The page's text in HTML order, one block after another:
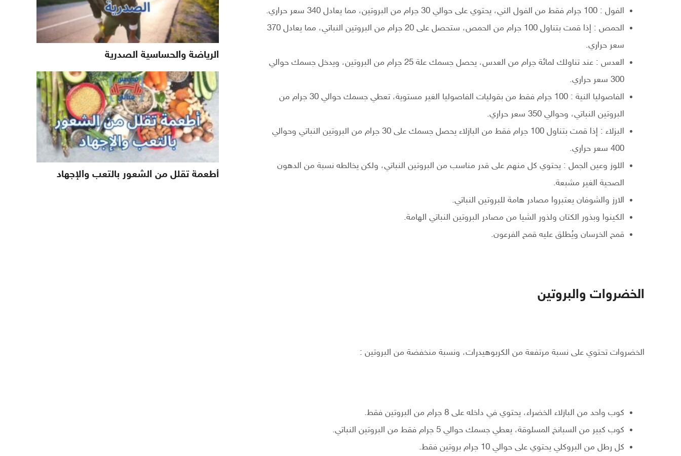
الفول : 100 جرام فقط من الفول الني، يحتوي على حوالي 30 جرام من البروتين، مما يعادل 340 سعر حراري.
الحمص : إذا قمت بتناول 100 جرام من الحمص، ستحصل على 20 جرام من البروتين النباتي، مما يعادل 370
سعر حراري.
العدس : عند تناولك لمائة جرام من العدس، يحصل جسمك علة 25 جرام من البروتين، ويدخل جسمك حوالي
300 سعر حراري.
الفاصوليا النية : 100 جرام فقط من بقوليات الفاصوليا الغير مستوية، تعطي جسمك حوالي 30 جرام من
البروتين النباتي، وحوالي 350 سعر حراري.
البزلاء : إذا قمت بتناول 100 جرام فقط من البازلاء يحصل جسمك على 30 جرام من البروتين النباتي وحوالي
400 سعر حراري.
اللوز وعين الجمل : يحتوي كل منهم على قدر مناسب من البروتين النباتي، ولكن يخالطه نسبة من الدهون
الصحية الغير مشبعة.
الارز والشوفان يعتبروا مصادر هامة للبروتين النباتي.
الكينوا وبذور الكتان ولذور الشيا من مصادر البروتين النباتي الهامة.
قمح الخرسان ويُطلق عليه قمح الفرعون.
الخضروات والبروتين
الخضروات تحتوي على نسبة مرتفعة من الكربوهيدرات، ونسبة منخفضة من البروتين :
كوب واحد من البازلاء الخضراء، يحتوي في داخله على 8 جرام من البروتين فقط.
كوب كبير من السبانخ المسلوقة، يعطي جسمك حوالي 5 جرام فقط من البروتين النباتي.
كل رطل من البروكلي يحتوي على حوالي 10 جرام بروتين فقط.
الرياضة والحساسية الصدرية
أطعمة تقلل من الشعور بالتعب والإجهاد